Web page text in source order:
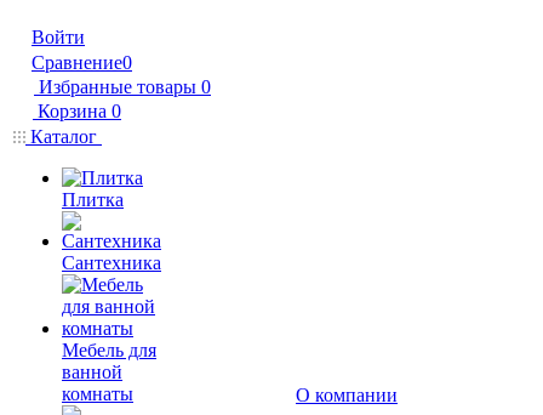
Войти
Сравнение0
Избранные товары 0
Корзина 0
Каталог
Плитка
Сантехника
Мебель для
ванной
комнаты
О компании